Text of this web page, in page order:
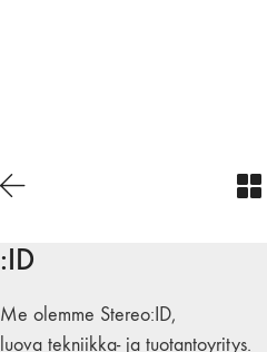
:ID
Me olemme Stereo:ID,
luova tekniikka- ja tuotantoyritys.